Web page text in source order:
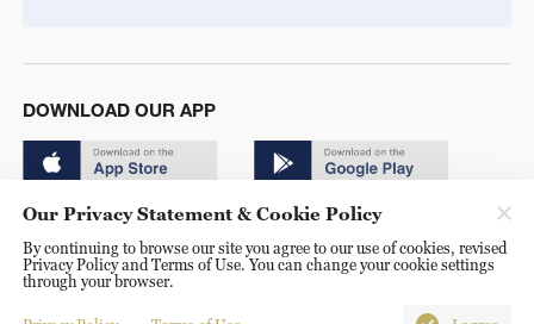
DOWNLOAD OUR APP
© China Radio International.CRI. All Rights Reserved. 16A
Shijingshan Road, Beijing, China. 100040
Our Privacy Statement & Cookie Policy
By continuing to browse our site you agree to our use of cookies, revised
Privacy Policy and Terms of Use. You can change your cookie settings
through your browser.